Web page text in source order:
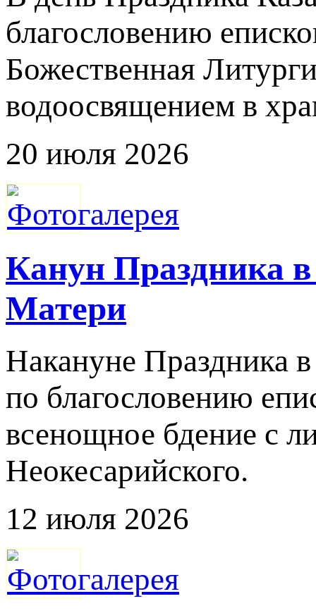
благословению
Божественная
водоосвящением в
20 июля 2026
Канун Праздника
Матери
Накануне Праздника
по благословению
всенощное бдение с
Неокесарийского.
12 июля 2026